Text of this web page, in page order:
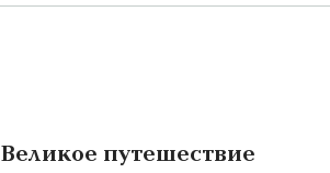
Великое путешествие